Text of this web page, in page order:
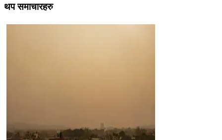
थप समाचारहरु